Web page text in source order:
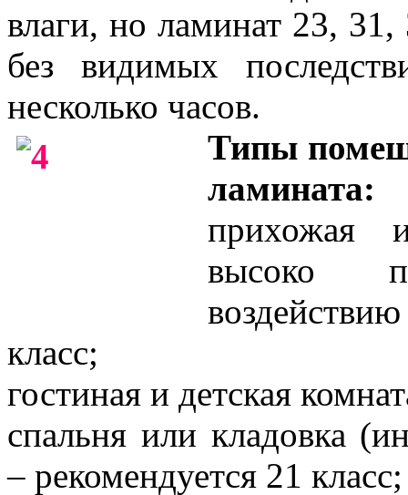
влаги, но ламинат 23,
без видимых
несколько часов.
Типы
ламината:
прихожая
высоко
класс;
гостиная и детская
спальня или кладовка
– рекомендуется 21 класс;